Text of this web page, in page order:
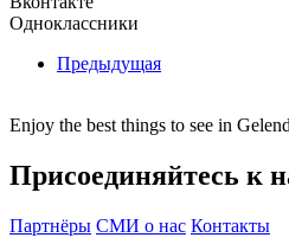
Одноклассники
Предыдущая
Enjoy the best things to see in
Присоединяйтесь к
Партнёры СМИ о нас Контакты